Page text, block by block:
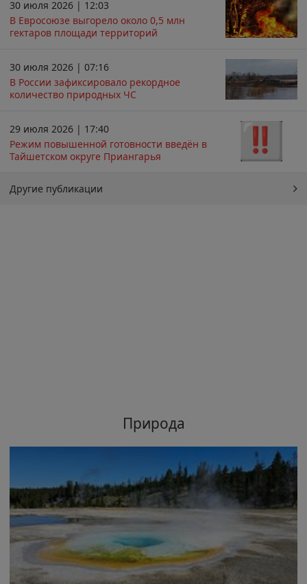
30 июля 2026 | 12:03
В Евросоюзе выгорело около 0,5 млн
гектаров площади территорий
30 июля 2026 | 07:16
В России зафиксировало рекордное
количество природных ЧС
29 июля 2026 | 17:40
Режим повышенной готовности введён в
Тайшетском округе Приангарья
Другие публикации
Природа